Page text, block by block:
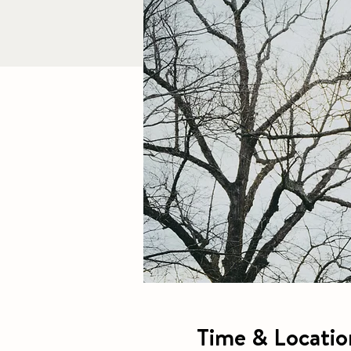
Time &